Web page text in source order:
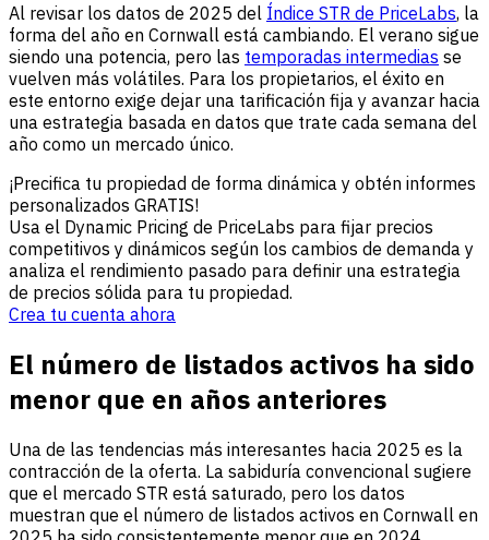
Al revisar los datos de 2025 del Índice STR de PriceLabs, la
forma del año en Cornwall está cambiando. El verano sigue
siendo una potencia, pero las temporadas intermedias se
vuelven más volátiles. Para los propietarios, el éxito en
este entorno exige dejar una tarificación fija y avanzar hacia
una estrategia basada en datos que trate cada semana del
año como un mercado único.
¡Precifica tu propiedad de forma dinámica y obtén informes
personalizados GRATIS!
Usa el Dynamic Pricing de PriceLabs para fijar precios
competitivos y dinámicos según los cambios de demanda y
analiza el rendimiento pasado para definir una estrategia
de precios sólida para tu propiedad.
Crea tu cuenta ahora
El número de listados activos ha sido
menor que en años anteriores
Una de las tendencias más interesantes hacia 2025 es la
contracción de la oferta. La sabiduría convencional sugiere
que el mercado STR está saturado, pero los datos
muestran que el número de listados activos en Cornwall en